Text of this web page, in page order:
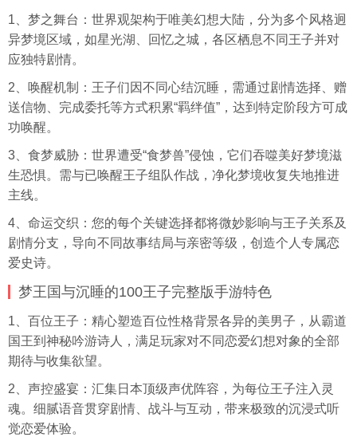
1、梦之舞台：世界观架构于唯美幻想大陆，分为多个风格迥
异梦境区域，如星光湖、回忆之城，各区栖息不同王子并对
应独特剧情。
2、唤醒机制：王子们因不同心结沉睡，需通过剧情选择、赠
送信物、完成委托等方式积累“羁绊值”，达到特定阶段方可成
功唤醒。
3、食梦威胁：世界遭受“食梦兽”侵蚀，它们吞噬美好梦境滋
生恐惧。需与已唤醒王子组队作战，净化梦境收复失地推进
主线。
4、命运交织：您的每个关键选择都将微妙影响与王子关系及
剧情分支，导向不同故事结局与亲密等级，创造个人专属恋
爱史诗。
梦王国与沉睡的100王子完整版手游特色
1、百位王子：精心塑造百位性格背景各异的美男子，从霸道
国王到神秘吟游诗人，满足玩家对不同恋爱幻想对象的全部
期待与收集欲望。
2、声控盛宴：汇集日本顶级声优阵容，为每位王子注入灵
魂。细腻语音贯穿剧情、战斗与互动，带来极致的沉浸式听
觉恋爱体验。